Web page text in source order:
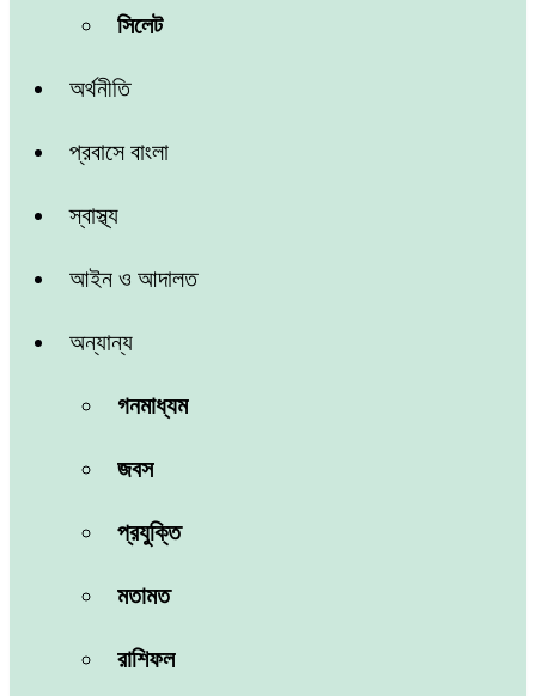
সিলেট
অর্থনীতি
প্রবাসে বাংলা
স্বাস্থ্য
আইন ও আদালত
অন্যান্য
গনমাধ্যম
জবস
প্রযুক্তি
মতামত
রাশিফল